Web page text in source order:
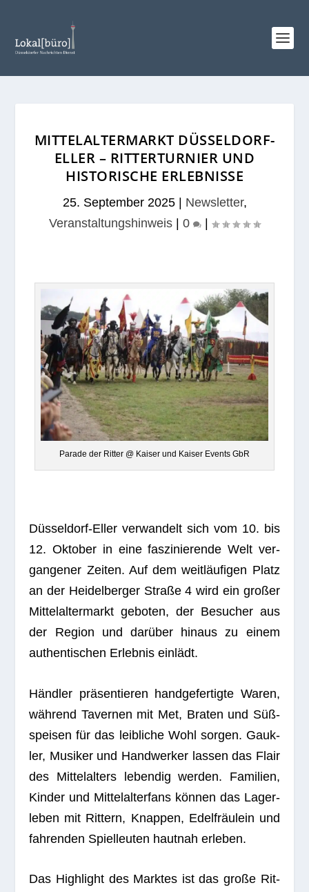
MITTELALTERMARKT DÜSSELDORF-
ELLER – RITTERTURNIER UND
HISTORISCHE ERLEBNISSE
25. September 2025| Newsletter,
Veranstaltungshinweis
0
Parade der Rit­ter @ Kai­ser und Kai­ser Events GbR
Düs­sel­dorf-Eller ver­wan­delt sich vom 10. bis
12. Okto­ber in eine fas­zi­nie­rende Welt ver­
gan­ge­ner Zei­ten. Auf dem weit­läu­fi­gen Platz
an der Hei­del­ber­ger Straße 4 wird ein gro­ßer
Mit­tel­al­ter­markt gebo­ten, der Besu­cher aus
der Region und dar­über hin­aus zu einem
authen­ti­schen Erleb­nis einlädt.
Händ­ler prä­sen­tie­ren hand­ge­fer­tigte Waren,
wäh­rend Taver­nen mit Met, Bra­ten und Süß­
spei­sen für das leib­li­che Wohl sor­gen. Gauk­
ler, Musi­ker und Hand­wer­ker las­sen das Flair
des Mit­tel­al­ters leben­dig wer­den. Fami­lien,
Kin­der und Mit­tel­al­ter­fans kön­nen das Lager­
le­ben mit Rit­tern, Knap­pen, Edel­fräu­lein und
fah­ren­den Spiel­leu­ten haut­nah erleben.
Das High­light des Mark­tes ist das große Rit­